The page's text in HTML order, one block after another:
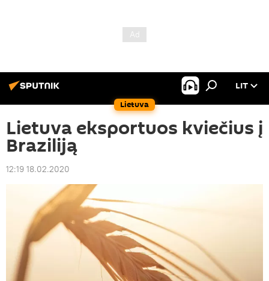
Lietuva
LIT
Lietuva eksportuos kviečius į
Braziliją
12:19 18.02.2020